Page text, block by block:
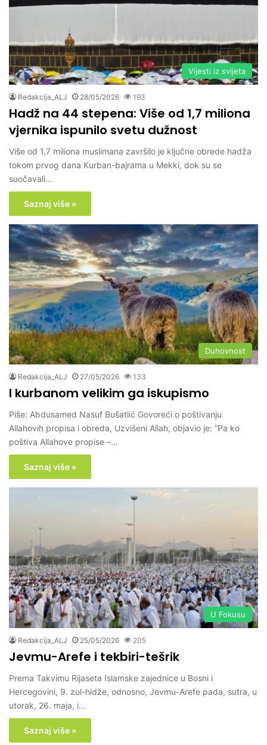
Vijesti iz svijeta
Redakcija_ALJ 28/05/2026 193
Hadž na 44 stepena: Više od 1,7 miliona
vjernika ispunilo svetu dužnost
Više od 1,7 miliona muslimana završilo je ključne obrede hadža
tokom prvog dana Kurban-bajrama u Mekki, dok su se
suočavali…
Saznaj više »
Duhovnost
Redakcija_ALJ 27/05/2026 133
I kurbanom velikim ga iskupismo
Piše: Abdusamed Nasuf Bušatlić Govoreći o poštivanju
Allahovih propisa i obreda, Uzvišeni Allah, objavio je: ”Pa ko
poštiva Allahove propise –…
Saznaj više »
U Fokusu
Redakcija_ALJ 25/05/2026 205
Jevmu-Arefe i tekbiri-tešrik
Prema Takvimu Rijaseta Islamske zajednice u Bosni i
Hercegovini, 9. zul-hidže, odnosno, Jevmu-Arefe pada, sutra, u
utorak, 26. maja, i…
Saznaj više »